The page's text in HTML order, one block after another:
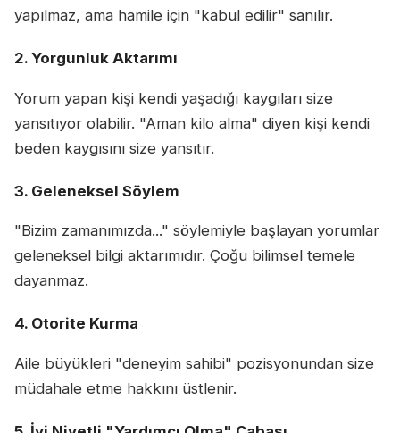
yapılmaz, ama hamile için "kabul edilir" sanılır.
2. Yorgunluk Aktarımı
Yorum yapan kişi kendi yaşadığı kaygıları size
yansıtıyor olabilir. "Aman kilo alma" diyen kişi kendi
beden kaygısını size yansıtır.
3. Geleneksel Söylem
"Bizim zamanımızda..." söylemiyle başlayan yorumlar
geleneksel bilgi aktarımıdır. Çoğu bilimsel temele
dayanmaz.
4. Otorite Kurma
Aile büyükleri "deneyim sahibi" pozisyonundan size
müdahale etme hakkını üstlenir.